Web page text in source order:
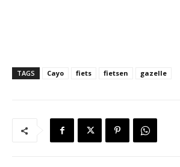
TAGS Cayo fiets fietsen gazelle